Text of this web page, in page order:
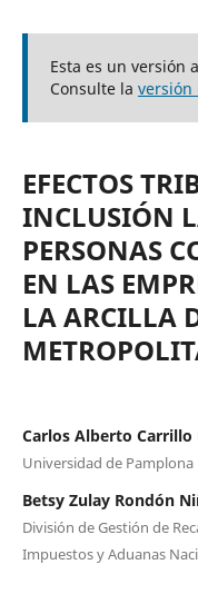
Esta es un versión
Consulte la versión
EFECTOS
INCLUSIÓN
PERSONAS
EN LAS
LA ARCILLA
Carlos Alberto Carrillo
Universidad de Pamplona
Betsy Zulay Rondón
División de Gestión de
Impuestos y Aduanas